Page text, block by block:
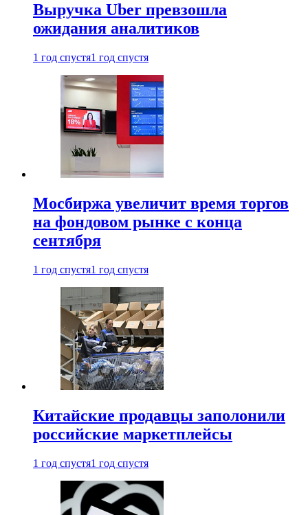
Выручка Uber превзошла
ожидания аналитиков
1 год спустя1 год спустя
Мосбиржа увеличит время торгов
на фондовом рынке с конца
сентября
1 год спустя1 год спустя
Китайские продавцы заполонили
российские маркетплейсы
1 год спустя1 год спустя